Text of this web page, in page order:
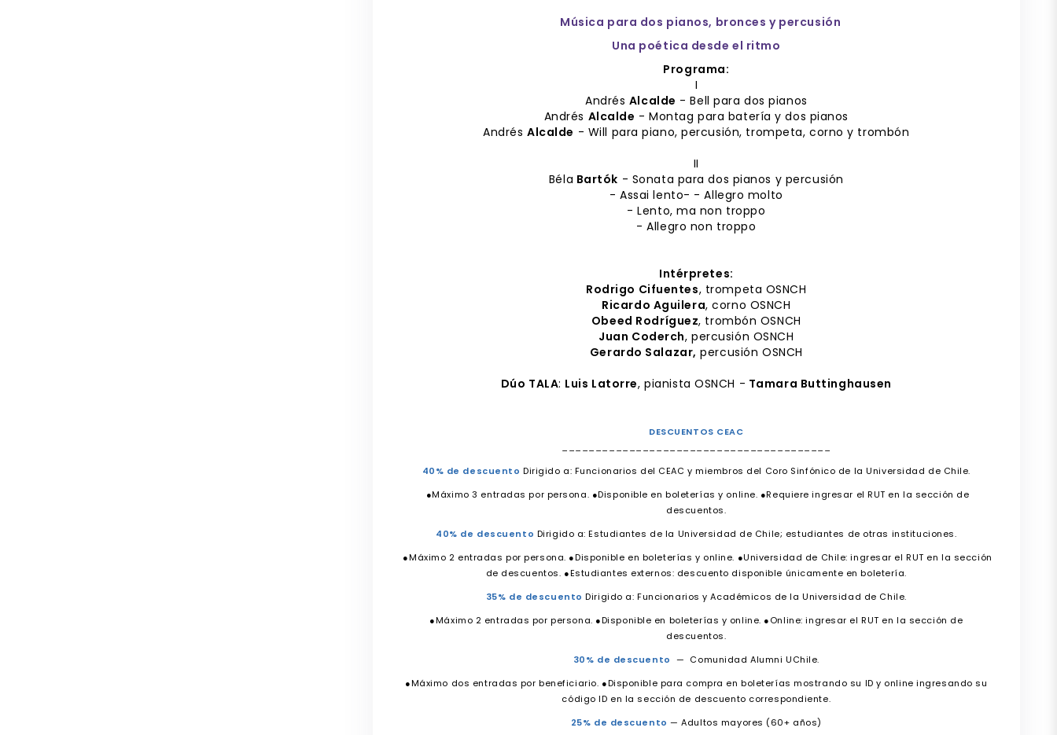
Música para dos pianos, bronces y percusión
Una poética desde el ritmo
Programa:
I
Andrés Alcalde - Bell para dos pianos
Andrés Alcalde - Montag para batería y dos pianos
AndrésAlcalde - Will para piano, percusión, trompeta, corno y trombón
II
Béla Bartók - Sonata para dos pianos y percusión
- Assai lento- - Allegro molto
- Lento, ma non troppo
- Allegro non troppo
Intérpretes:
Rodrigo Cifuentes, trompeta OSNCH
Ricardo Aguilera, corno OSNCH
Obeed Rodríguez, trombón OSNCH
Juan Coderch, percusión OSNCH
Gerardo Salazar, percusión OSNCH
Dúo TALA: Luis Latorre, pianista OSNCH - Tamara Buttinghausen
DESCUENTOS CEAC
________________________________________
40% de descuento Dirigido a: Funcionarios del CEAC y miembros del Coro Sinfónico de la Universidad de Chile.
●Máximo 3 entradas por persona. ●Disponible en boleterías y online. ●Requiere ingresar el RUT en la sección de
descuentos.
40% de descuento Dirigido a: Estudiantes de la Universidad de Chile; estudiantes de otras instituciones.
●Máximo 2 entradas por persona. ●Disponible en boleterías y online. ●Universidad de Chile: ingresar el RUT en la sección
de descuentos. ●Estudiantes externos: descuento disponible únicamente en boletería.
35% de descuento Dirigido a: Funcionarios y Académicos de la Universidad de Chile.
●Máximo 2 entradas por persona. ●Disponible en boleterías y online. ●Online: ingresar el RUT en la sección de
descuentos.
30% de descuento — Comunidad Alumni UChile.
●Máximo dos entradas por beneficiario. ●Disponible para compra en boleterías mostrando su ID y online ingresando su
código ID en la sección de descuento correspondiente.
25% de descuento — Adultos mayores (60+ años)